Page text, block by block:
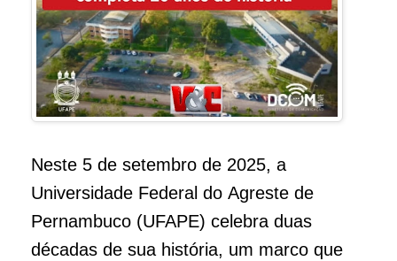
Neste 5 de setembro de 2025, a
Universidade Federal do Agreste de
Pernambuco (UFAPE) celebra duas
décadas de sua história, um marco que